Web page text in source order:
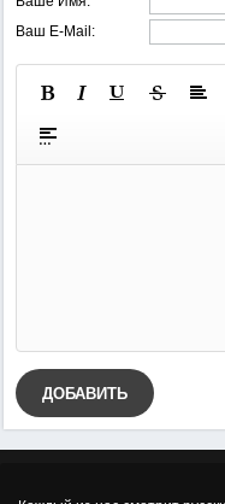
Ваш E-Mail:
ДОБАВИТЬ